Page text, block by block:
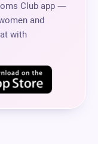
Club app —
and
with